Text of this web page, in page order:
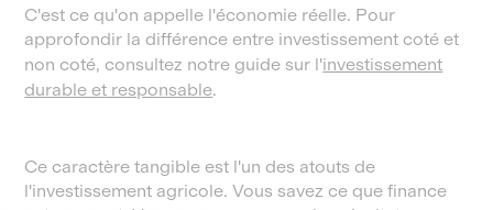
C'est ce qu'on appelle l'économie réelle. Pour
approfondir la différence entre investissement coté et
non coté, consultez notre guide sur l'investissement
durable et responsable.
Ce caractère tangible est l'un des atouts de
l'investissement agricole. Vous savez ce que finance